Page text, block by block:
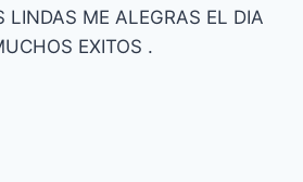
LINDAS ME ALEGRAS EL DIA
EXITOS .